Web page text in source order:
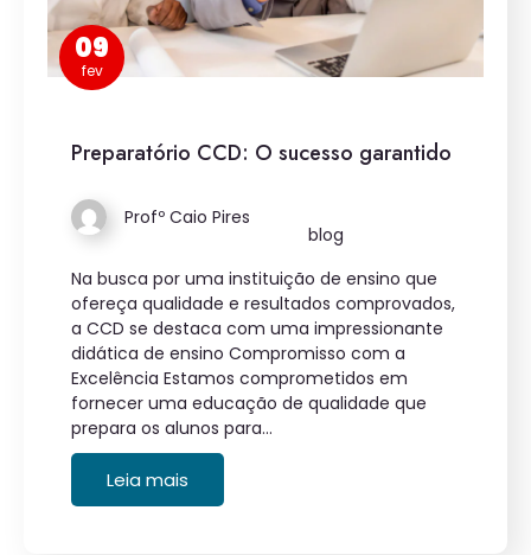
09
fev
Preparatório CCD: O sucesso garantido
Profº Caio Pires
blog
Na busca por uma instituição de ensino que
ofereça qualidade e resultados comprovados,
a CCD se destaca com uma impressionante
didática de ensino Compromisso com a
Excelência Estamos comprometidos em
fornecer uma educação de qualidade que
prepara os alunos para…
Leia mais